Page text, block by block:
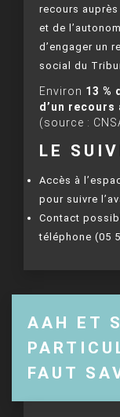
recours
et de
d’engager un
social du
Environ 13 %
d’un
(source :
LE
Accès à
pour suivre
Contact
téléphone (05
AAH ET
FAUT